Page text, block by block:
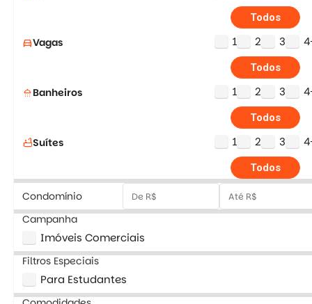
Todos
directions_carVagas 1 2 3
Todos
shower Banheiros 1 2 3
Todos
bathtubSuítes 1 2 3
Todos
Condomínio
Campanha
Imóveis Comerciais
Filtros Especiais
Para Estudantes